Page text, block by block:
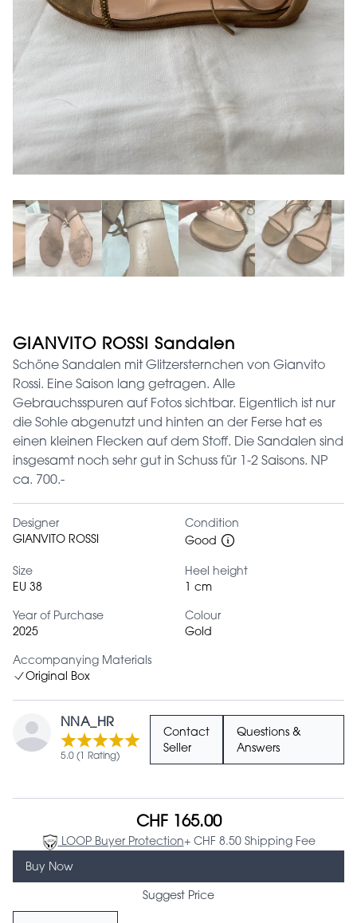
GIANVITO ROSSI Sandalen
Schöne Sandalen mit Glitzersternchen von Gianvito
Rossi. Eine Saison lang getragen. Alle
Gebrauchsspuren auf Fotos sichtbar. Eigentlich ist nur
die Sohle abgenutzt und hinten an der Ferse hat es
einen kleinen Flecken auf dem Stoff. Die Sandalen sind
insgesamt noch sehr gut in Schuss für 1-2 Saisons. NP
ca. 700.-
Designer
GIANVITO ROSSI
Condition
Good
Size
EU 38
Heel height
1 cm
Year of Purchase
2025
Colour
Gold
Accompanying Materials
Original Box
NNA_HR
5.0 (1 Rating)
Contact
Seller
Questions &
Answers
CHF 165.00
LOOP Buyer Protection+ CHF 8.50 Shipping Fee
Buy Now
Suggest Price